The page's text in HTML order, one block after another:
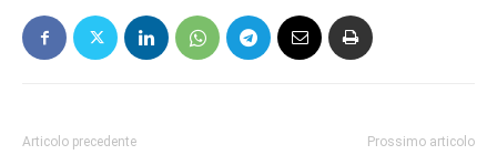
Articolo precedente Prossimo articolo